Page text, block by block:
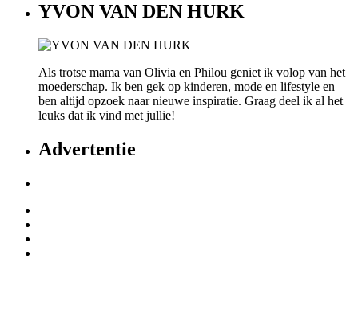
YVON VAN DEN HURK
Als trotse mama van Olivia en Philou geniet ik volop van het
moederschap. Ik ben gek op kinderen, mode en lifestyle en
ben altijd opzoek naar nieuwe inspiratie. Graag deel ik al het
leuks dat ik vind met jullie!
Advertentie